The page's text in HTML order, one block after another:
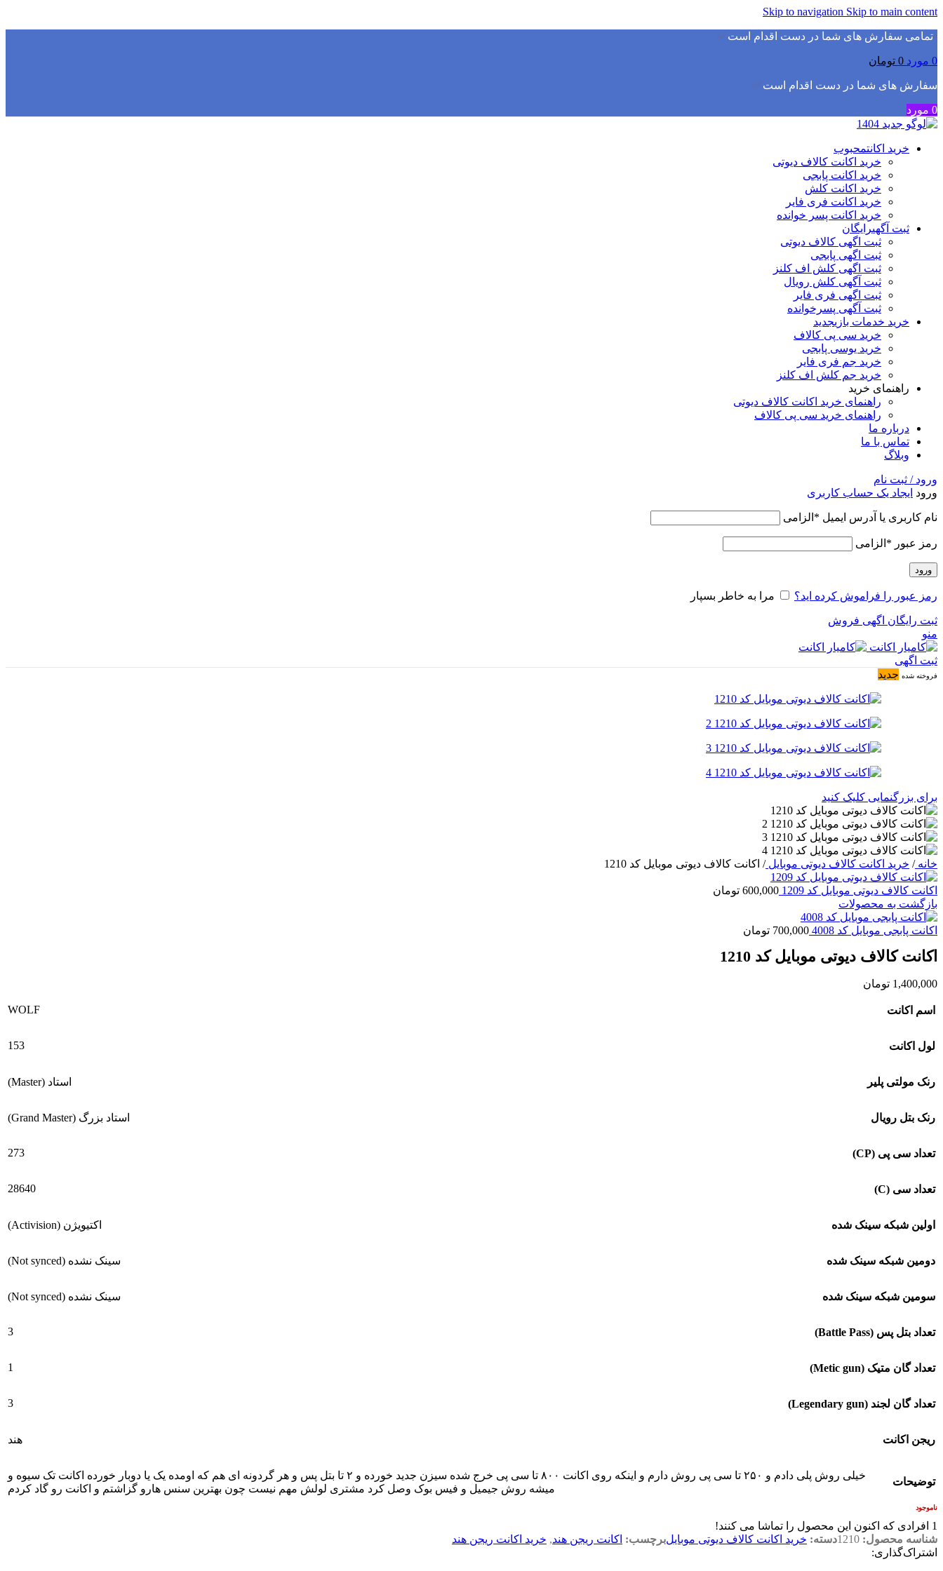
Skip to navigation Skip to main content
▫️تمامی سفارش های شما در دست اقدام است✅
0 مورد 0 تومان
سفارش های شما در دست اقدام است✅
0 مورد
خرید اکانتمحبوب
خرید اکانت کالاف دیوتی
خرید اکانت پابجی
خرید اکانت کلش
خرید اکانت فری فایر
خرید اکانت پسر خوانده
ثبت آگهیرایگان
ثبت اگهی کالاف دیوتی
ثبت اگهی پابجی
ثبت اگهی کلش اف کلنز
ثبت آگهی کلش رویال
ثبت اگهی فری فایر
ثبت آگهی پسرخوانده
خرید خدمات بازیجدید
خرید سی پی کالاف
خرید یوسی پابجی
خرید جم فری فایر
خرید جم کلش اف کلنز
راهنمای خرید
راهنمای خرید اکانت کالاف دیوتی
راهنمای خرید سی پی کالاف
درباره ما
تماس با ما
وبلاگ
ورود / ثبت نام
ورود ایجاد یک حساب کاربری
نام کاربری یا آدرس ایمیل * الزامی
رمز عبور * الزامی
ورود
رمز عبور را فراموش کرده اید؟ مرا به خاطر بسپار
ثبت رایگان اگهی فروش
منو
ثبت اگهی
فروخته شده جدید
برای بزرگنمایی کلیک کنید
خانه/ خرید اکانت کالاف دیوتی موبایل/ اکانت کالاف دیوتی موبایل کد 1210
اکانت کالاف دیوتی موبایل کد 1209 600,000 تومان
بازگشت به محصولات
اکانت پابجی موبایل کد 4008 700,000 تومان
اکانت کالاف دیوتی موبایل کد 1210
1,400,000 تومان
اسم اکانت WOLF
لول اکانت 153
رنک مولتی پلیر استاد (Master)
رنک بتل رویال استاد بزرگ (Grand Master)
تعداد سی پی (CP) 273
تعداد سی (C) 28640
اولین شبکه سینک شده اکتیویژن (Activision)
دومین شبکه سینک شده سینک نشده (Not synced)
سومین شبکه سینک شده سینک نشده (Not synced)
تعداد بتل پس (Battle Pass) 3
تعداد گان متیک (Metic gun) 1
تعداد گان لجند (Legendary gun) 3
ریجن اکانت هند
توضیحات
خیلی روش پلی دادم و ۲۵۰ تا سی پی روش دارم و اینکه روی اکانت ۸۰۰ تا سی پی خرج شده سیزن جدید خورده و ۲ تا بتل پس و هر گردونه ای هم که اومده یک یا دوبار خورده اکانت تک سیوه و
میشه روش جیمیل و فیس بوک وصل کرد مشتری لولش مهم نیست چون بهترین سنس هارو گزاشتم و اکانت رو گاد کردم
ناموجود
1 افرادی که اکنون این محصول را تماشا می کنند!
شناسه محصول: 1210دسته: خرید اکانت کالاف دیوتی موبایلبرچسب: اکانت ریجن هند, خرید اکانت ریجن هند
اشتراک‌گذاری: